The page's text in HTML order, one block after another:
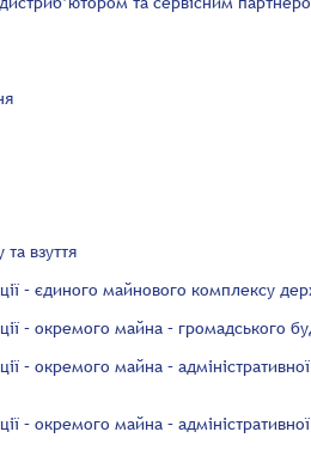
взуття
– єдиного майнового комплексу
– окремого майна – громадського
– окремого майна –
– окремого майна –